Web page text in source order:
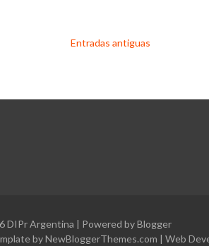
Entradas antiguas
DIPr Argentina | Powered byBlogger
byNewBloggerThemes.com | Web